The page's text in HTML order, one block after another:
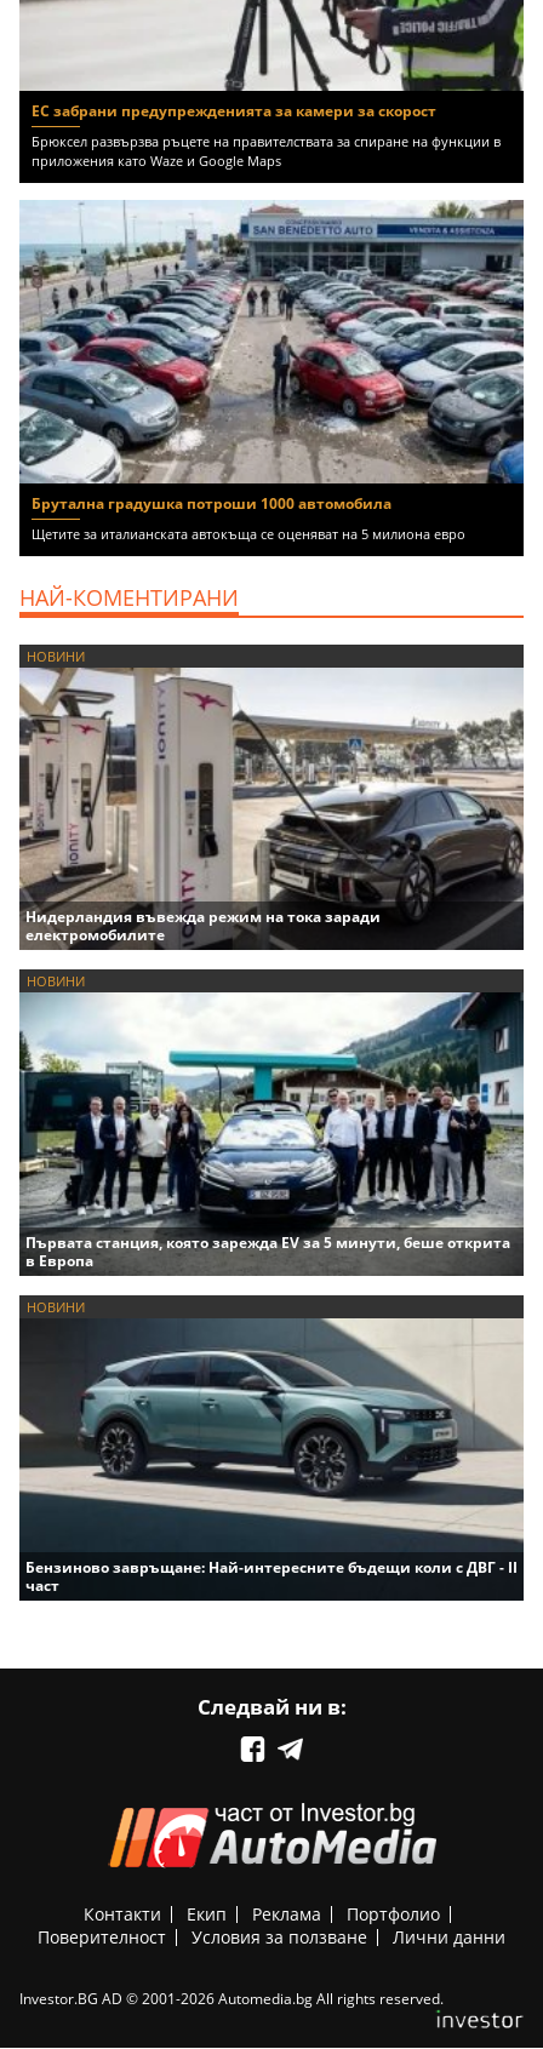
ЕС забрани предупрежденията за камери за скорост
Брюксел развързва ръцете на правителствата за спиране на функции в
приложения като Waze и Google Maps
Брутална градушка потроши 1000 автомобила
Щетите за италианската автокъща се оценяват на 5 милиона евро
НАЙ-КОМЕНТИРАНИ
НОВИНИ
Нидерландия въвежда режим на тока заради
електромобилите
НОВИНИ
Първата станция, която зарежда EV за 5 минути, беше открита
в Европа
НОВИНИ
Бензиново завръщане: Най-интересните бъдещи коли с ДВГ - II
част
Следвай ни в:
Контакти Екип Реклама
Портфолио
Поверителност
Условия за ползване Лични данни
Investor.BG AD © 2001-2026 Automedia.bg All rights reserved.